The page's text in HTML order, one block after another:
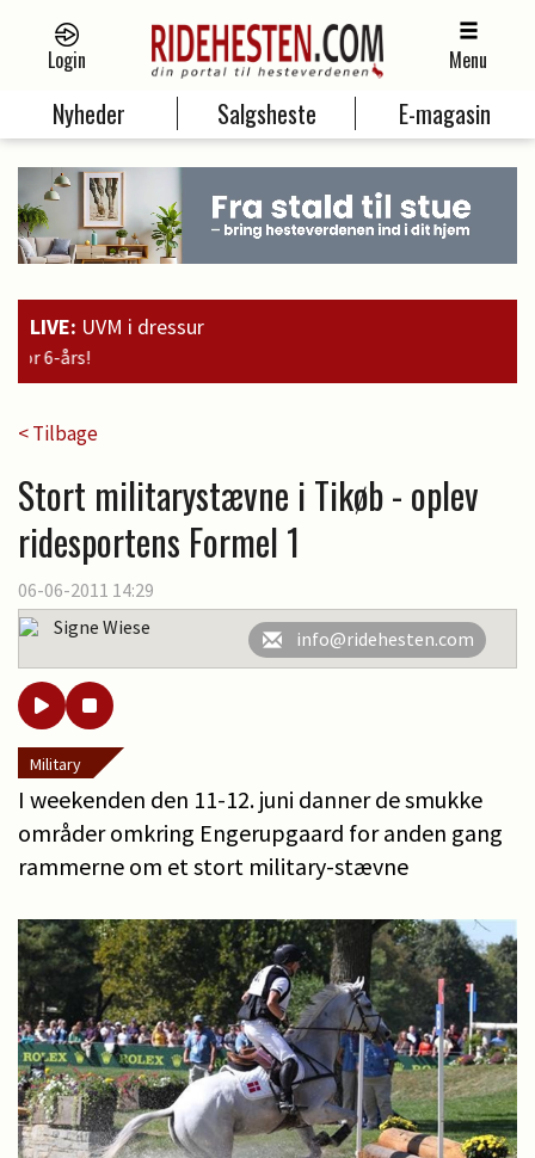
Login Menu
Nyheder Salgsheste E-magasin
LIVE: UVM i dressur
< Tilbage
Stort militarystævne i Tikøb - oplev
ridesportens Formel 1
06-06-2011 14:29
Signe Wiese
info@ridehesten.com
Military
I weekenden den 11-12. juni danner de smukke
områder omkring Engerupgaard for anden gang
rammerne om et stort military-stævne